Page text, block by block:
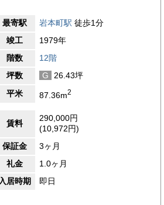
最寄駅 岩本町駅 徒歩1分
竣工
1979年
階数
12階
坪数
G
26.43坪
平米
87.36m2
賃料
290,000円
(10,972円)
保証金
3ヶ月
礼金
1.0ヶ月
居時期
即日